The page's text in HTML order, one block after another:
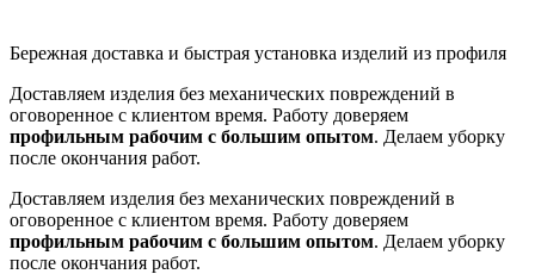
Бережная доставка и быстрая установка изделий из профиля
Доставляем изделия без механических повреждений в
оговоренное с клиентом время. Работу доверяем
профильным рабочим с большим опытом. Делаем уборку
после окончания работ.
Доставляем изделия без механических повреждений в
оговоренное с клиентом время. Работу доверяем
профильным рабочим с большим опытом. Делаем уборку
после окончания работ.